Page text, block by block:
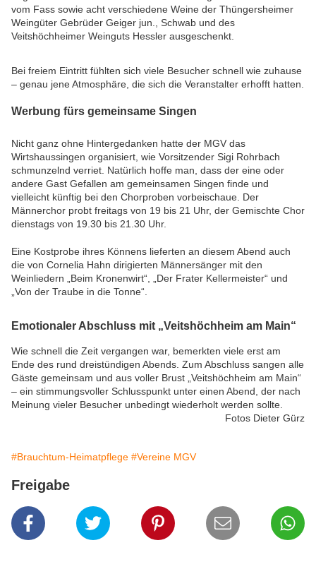
vom Fass sowie acht verschiedene Weine der Thüngersheimer
Weingüter Gebrüder Geiger jun., Schwab und des
Veitshöchheimer Weinguts Hessler ausgeschenkt.
Bei freiem Eintritt fühlten sich viele Besucher schnell wie zuhause
– genau jene Atmosphäre, die sich die Veranstalter erhofft hatten.
Werbung fürs gemeinsame Singen
Nicht ganz ohne Hintergedanken hatte der MGV das
Wirtshaussingen organisiert, wie Vorsitzender Sigi Rohrbach
schmunzelnd verriet. Natürlich hoffe man, dass der eine oder
andere Gast Gefallen am gemeinsamen Singen finde und
vielleicht künftig bei den Chorproben vorbeischaue. Der
Männerchor probt freitags von 19 bis 21 Uhr, der Gemischte Chor
dienstags von 19.30 bis 21.30 Uhr.
Eine Kostprobe ihres Könnens lieferten an diesem Abend auch
die von Cornelia Hahn dirigierten Männersänger mit den
Weinliedern „Beim Kronenwirt“, „Der Frater Kellermeister“ und
„Von der Traube in die Tonne“.
Emotionaler Abschluss mit „Veitshöchheim am Main“
Wie schnell die Zeit vergangen war, bemerkten viele erst am
Ende des rund dreistündigen Abends. Zum Abschluss sangen alle
Gäste gemeinsam und aus voller Brust „Veitshöchheim am Main“
– ein stimmungsvoller Schlusspunkt unter einen Abend, der nach
Meinung vieler Besucher unbedingt wiederholt werden sollte.
Fotos Dieter Gürz
#Brauchtum-Heimatpflege #Vereine MGV
Freigabe